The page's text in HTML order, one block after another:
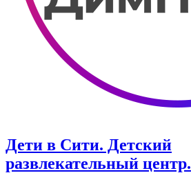
Дети в Сити. ​Детский
развлекательный центр.